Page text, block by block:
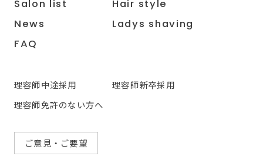
Salon list
Hair style
News
Ladys shaving
FAQ
理容師中途採用
理容師新卒採用
理容師免許のない方へ
ご意見・ご要望